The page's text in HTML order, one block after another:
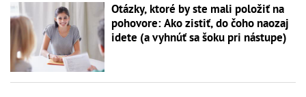
Otázky, ktoré by ste mali položiť na
pohovore: Ako zistiť, do čoho naozaj
idete (a vyhnúť sa šoku pri nástupe)